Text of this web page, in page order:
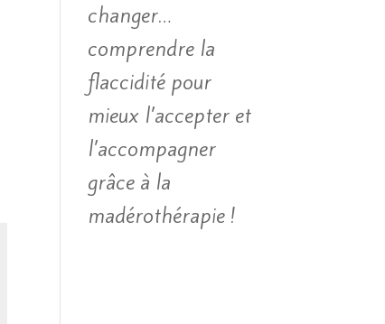
changer…
comprendre la
flaccidité pour
mieux l’accepter et
l’accompagner
grâce à la
madérothérapie !